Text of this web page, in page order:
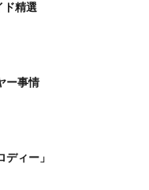
精選
ー事情
ディー」